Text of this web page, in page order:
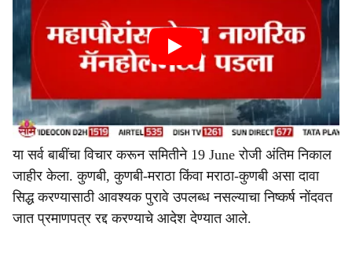
या सर्व बाबींचा विचार करून समितीने 19 June रोजी अंतिम निकाल
जाहीर केला. कुणबी, कुणबी-मराठा किंवा मराठा-कुणबी असा दावा
सिद्ध करण्यासाठी आवश्यक पुरावे उपलब्ध नसल्याचा निष्कर्ष नोंदवत
जात प्रमाणपत्र रद्द करण्याचे आदेश देण्यात आले.